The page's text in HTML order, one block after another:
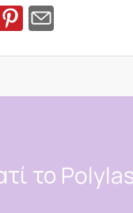
το